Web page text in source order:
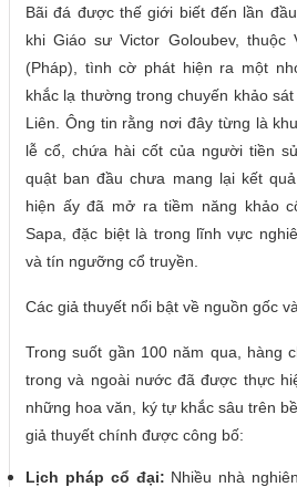
Bãi đá được thế giới biết đến lần
khi Giáo sư Victor Goloubev, thuộc
(Pháp), tình cờ phát hiện ra một
khắc lạ thường trong chuyến khảo
Liên. Ông tin rằng nơi đây từng là
lễ cổ, chứa hài cốt của người tiền
quật ban đầu chưa mang lại kết
hiện ấy đã mở ra tiềm năng khảo
Sapa, đặc biệt là trong lĩnh vực
và tín ngưỡng cổ truyền.
Các giả thuyết nổi bật về nguồn gốc
Trong suốt gần 100 năm qua, hàng
trong và ngoài nước đã được thực
những hoa văn, ký tự khắc sâu trên
giả thuyết chính được công bố:
Lịch pháp cổ đại: Nhiều nhà